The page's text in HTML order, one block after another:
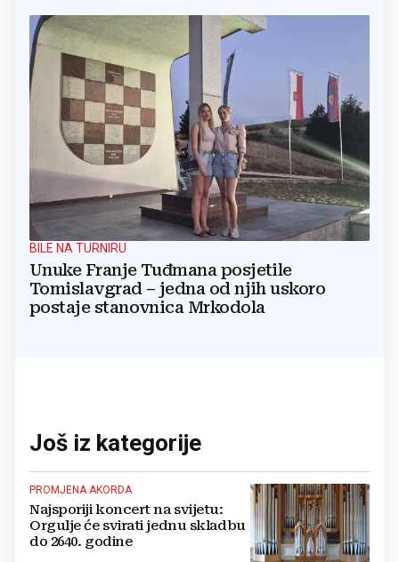
BILE NA TURNIRU
Unuke Franje Tuđmana posjetile
Tomislavgrad – jedna od njih uskoro
postaje stanovnica Mrkodola
Još iz kategorije
PROMJENA AKORDA
Najsporiji koncert na svijetu:
Orgulje će svirati jednu skladbu
do 2640. godine